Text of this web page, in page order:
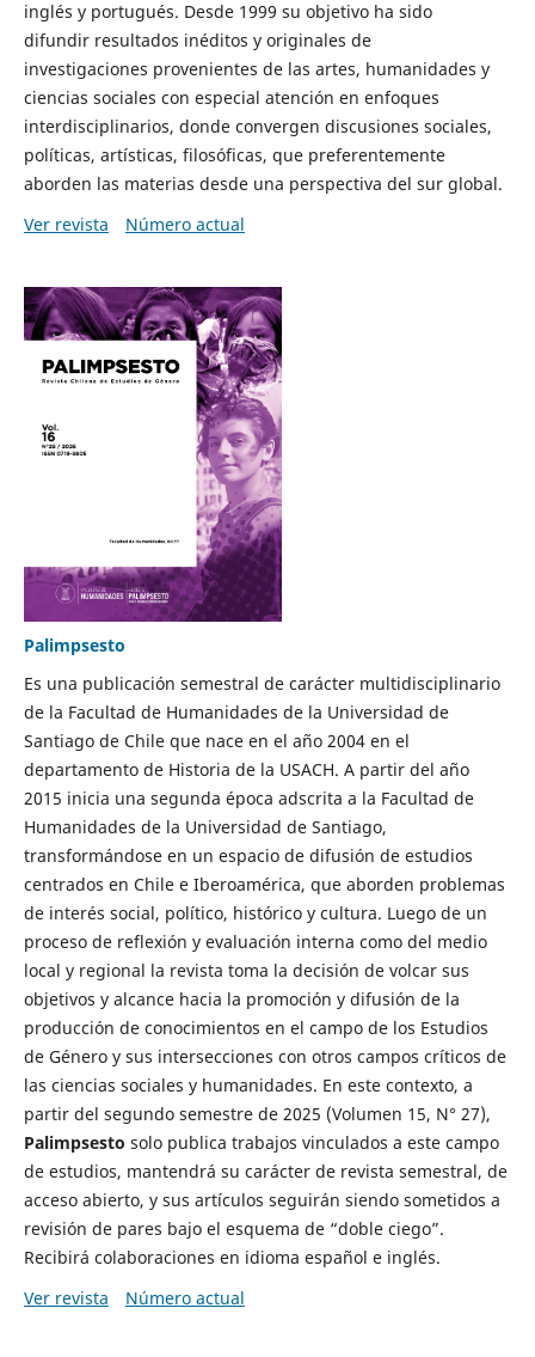
inglés y portugués. Desde 1999 su objetivo ha sido
difundir resultados inéditos y originales de
investigaciones provenientes de las artes, humanidades y
ciencias sociales con especial atención en enfoques
interdisciplinarios, donde convergen discusiones sociales,
políticas, artísticas, filosóficas, que preferentemente
aborden las materias desde una perspectiva del sur global.
Ver revista
Número actual
Palimpsesto
Es una publicación semestral de carácter multidisciplinario
de la Facultad de Humanidades de la Universidad de
Santiago de Chile que nace en el año 2004 en el
departamento de Historia de la USACH. A partir del año
2015 inicia una segunda época adscrita a la Facultad de
Humanidades de la Universidad de Santiago,
transformándose en un espacio de difusión de estudios
centrados en Chile e Iberoamérica, que aborden problemas
de interés social, político, histórico y cultura. Luego de un
proceso de reflexión y evaluación interna como del medio
local y regional la revista toma la decisión de volcar sus
objetivos y alcance hacia la promoción y difusión de la
producción de conocimientos en el campo de los Estudios
de Género y sus intersecciones con otros campos críticos de
las ciencias sociales y humanidades. En este contexto, a
partir del segundo semestre de 2025 (Volumen 15, N° 27),
Palimpsesto solo publica trabajos vinculados a este campo
de estudios, mantendrá su carácter de revista semestral, de
acceso abierto, y sus artículos seguirán siendo sometidos a
revisión de pares bajo el esquema de “doble ciego”.
Recibirá colaboraciones en idioma español e inglés.
Ver revista
Número actual